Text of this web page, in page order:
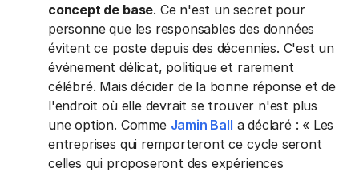
concept de base. Ce n'est un secret pour
personne que les responsables des données
évitent ce poste depuis des décennies. C'est un
événement délicat, politique et rarement
célébré. Mais décider de la bonne réponse et de
l'endroit où elle devrait se trouver n'est plus
une option. Comme Jamin Ball a déclaré : « Les
entreprises qui remporteront ce cycle seront
celles qui proposeront des expériences